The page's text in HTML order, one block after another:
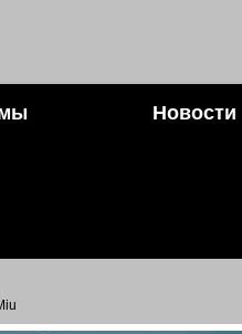
Новости